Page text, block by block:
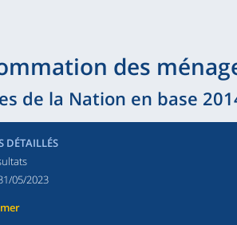
des
de la Nation en base
DÉTAILLÉS
05/2023